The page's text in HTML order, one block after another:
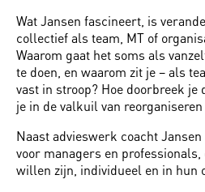
Wat Jansen fascineert, is
collectief als team, MT of
Waarom gaat het soms als
te doen, en waarom zit je – als
vast in stroop? Hoe doorbreek je
je in de valkuil van
Naast advieswerk coacht
voor managers en
willen zijn, individueel en in hun